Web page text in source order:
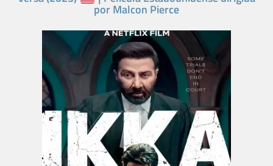
por Malcon Pierce